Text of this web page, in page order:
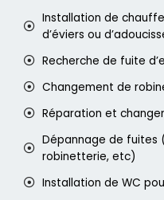
Installation de
d’éviers ou
Recherche de fuite
Changement de
Réparation et
Dépannage de fuites
robinetterie, etc)
Installation de WC